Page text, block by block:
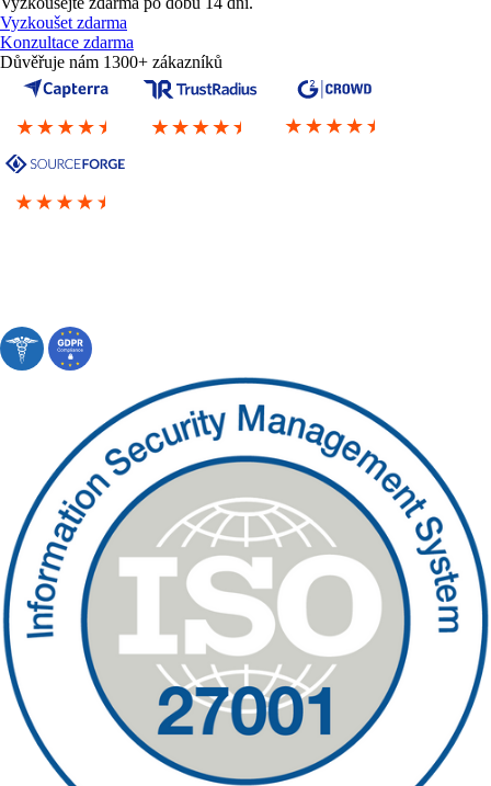
Vyzkoušet zdarma
Konzultace zdarma
Důvěřuje nám 1300+ zákazníků